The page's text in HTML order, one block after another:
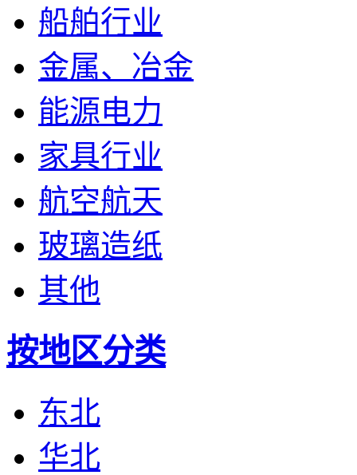
船舶行业
金属、冶金
能源电力
家具行业
航空航天
玻璃造纸
其他
按地区分类
东北
华北